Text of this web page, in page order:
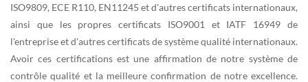
ISO9809, ECE R110, EN11245 et d'autres certificats internationaux,
ainsi que les propres certificats ISO9001 et IATF 16949 de
l'entreprise et d'autres certificats de système qualité internationaux.
Avoir ces certifications est une affirmation de notre système de
contrôle qualité et la meilleure confirmation de notre excellence.